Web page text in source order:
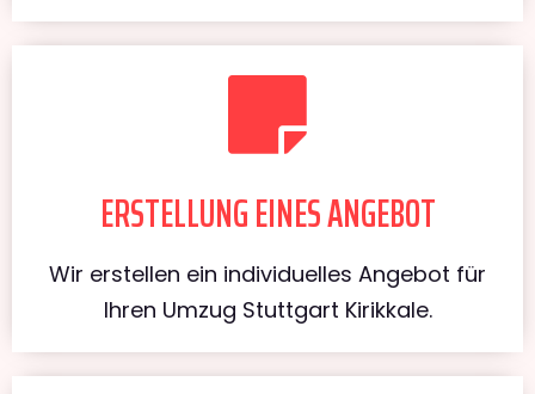
ERSTELLUNG EINES ANGEBOT
Wir erstellen ein individuelles Angebot für
Ihren Umzug Stuttgart Kirikkale.